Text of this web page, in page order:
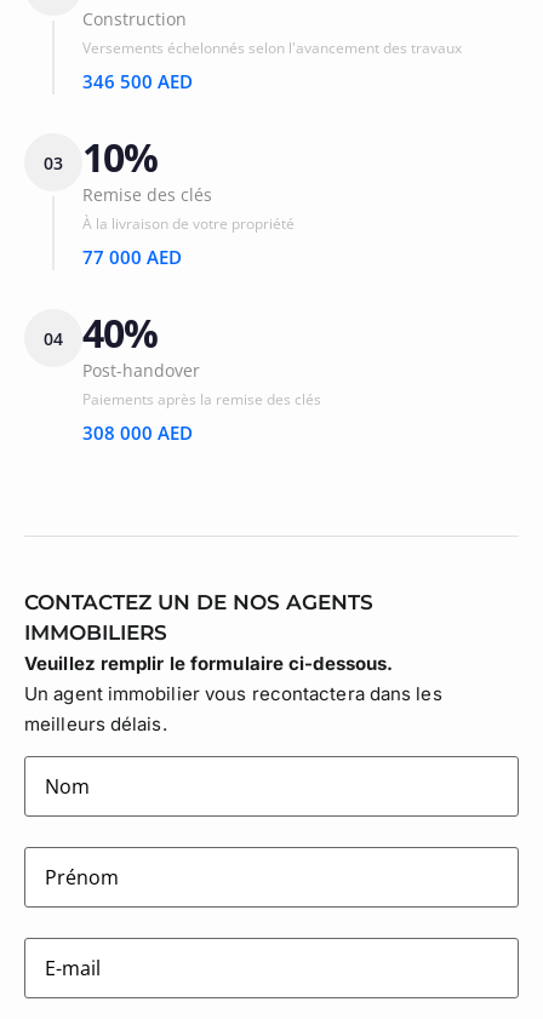
Construction
Versements échelonnés selon l'avancement des travaux
346 500 AED
03 10%
Remise des clés
À la livraison de votre propriété
77 000 AED
04 40%
Post-handover
Paiements après la remise des clés
308 000 AED
CONTACTEZ UN DE NOS AGENTS
IMMOBILIERS
Veuillez remplir le formulaire ci-dessous.
Un agent immobilier vous recontactera dans les
meilleurs délais.
lastname(Nécessaire)
firstname(Nécessaire)
E-
mail(Nécessaire)